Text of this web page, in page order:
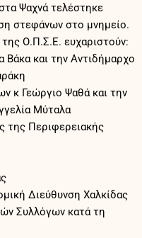
Ψαχνά τελέστηκε
στεφάνων στο μνημείο.
Ο.Π.Σ.Ε. ευχαριστούν:
και την Αντιδήμαρχο
κ Γεώργιο Ψαθά και την
Μύταλα
της Περιφερειακής
Διεύθυνση Χαλκίδας
Συλλόγων κατά τη